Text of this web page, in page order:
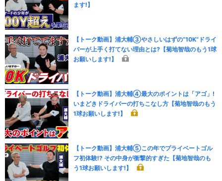
ます!】
【トーク動画】浦大輔③やさしいはずの“10K”ドライ
バーが上手く打てない理由とは?【菊地智哉のもう1球
お願いします!】
【トーク動画】浦大輔④最大のポイントは「アゴ」!
いまどきドライバーの打ちこなし方【菊地智哉のもう
1球お願いします!】
【トーク動画】浦大輔⑤この年でプライベートゴル
フ初体験!? その中身が衝撃的すぎた【菊地智哉のも
う1球お願いします!】